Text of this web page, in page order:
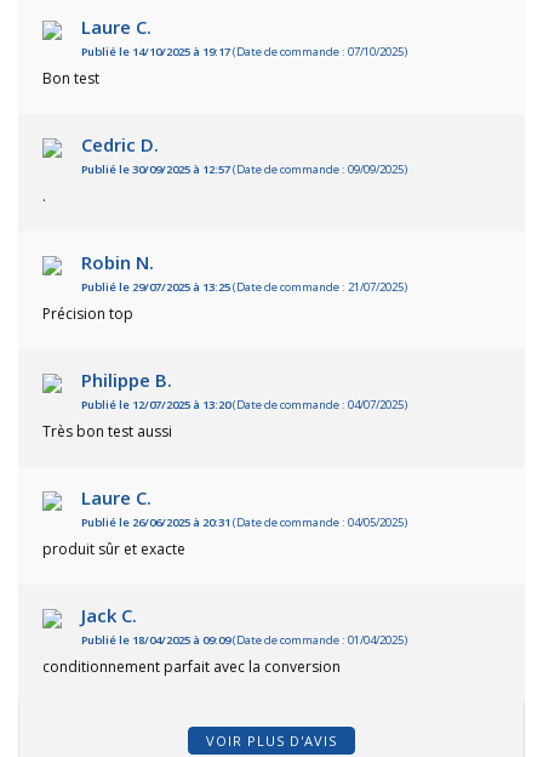
Laure C.
Publié le 14/10/2025 à 19:17(Date de commande : 07/10/2025)
Bon test
Cedric D.
Publié le 30/09/2025 à 12:57(Date de commande : 09/09/2025)
.
Robin N.
Publié le 29/07/2025 à 13:25(Date de commande : 21/07/2025)
Précision top
Philippe B.
Publié le 12/07/2025 à 13:20(Date de commande : 04/07/2025)
Très bon test aussi
Laure C.
Publié le 26/06/2025 à 20:31 (Date de commande : 04/05/2025)
produit sûr et exacte
Jack C.
Publié le 18/04/2025 à 09:09(Date de commande : 01/04/2025)
conditionnement parfait avec la conversion
VOIR PLUS D'AVIS